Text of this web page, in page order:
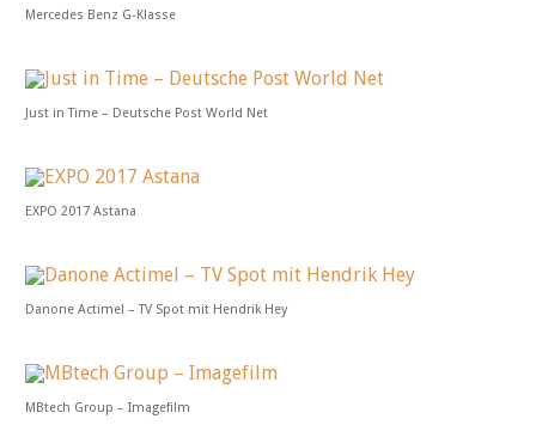
Mercedes Benz G-Klasse
Just in Time – Deutsche Post World Net
EXPO 2017 Astana
Danone Actimel – TV Spot mit Hendrik Hey
MBtech Group – Imagefilm